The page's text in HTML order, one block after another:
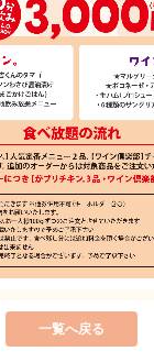
一覧へ戻る